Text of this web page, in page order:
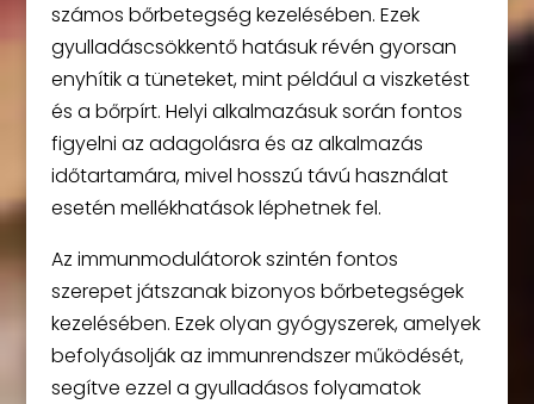
számos bőrbetegség kezelésében. Ezek
gyulladáscsökkentő hatásuk révén gyorsan
enyhítik a tüneteket, mint például a viszketést
és a bőrpírt. Helyi alkalmazásuk során fontos
figyelni az adagolásra és az alkalmazás
időtartamára, mivel hosszú távú használat
esetén mellékhatások léphetnek fel.
Az immunmodulátorok szintén fontos
szerepet játszanak bizonyos bőrbetegségek
kezelésében. Ezek olyan gyógyszerek, amelyek
befolyásolják az immunrendszer működését,
segítve ezzel a gyulladásos folyamatok